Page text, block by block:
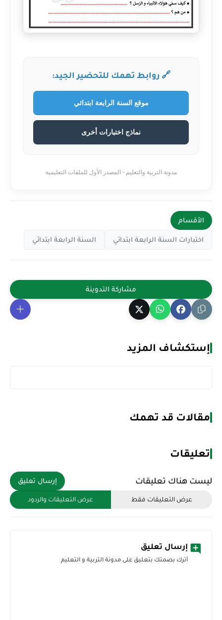
🔗 روابط تهمك للتحضير الجيد:
موقع السنة الرابعة ابتدائي
نماذج اختبارات أخرى
مدونة التربية والتعليم - المصدر الأول للملفات التعليمية
الأقسام
اختبارات السنة الرابعة ابتدائي السنة الرابعة ابتدائي
إستكشاف المزيد
مقالات قد تهمك
تعليقات
ليست هناك تعليقات إرسال تعليق
عرض التعليقات فقط عرض التعليقات والردود
إرسال تعليق
أترك بصمتك بتعليق على مدونة التربية و التعليم